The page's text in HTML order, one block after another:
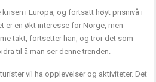
i Europa, og fortsatt høyt prisnivå i
er en økt interesse for Norge, men
takt, fortsetter han, og tror det som
til å man ser denne trenden.
vil ha opplevelser og aktiviteter. Det